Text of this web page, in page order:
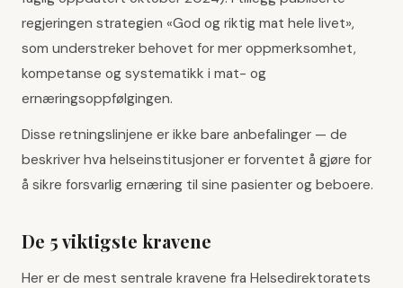
regjeringen strategien «God og riktig mat hele livet»,
som understreker behovet for mer oppmerksomhet,
kompetanse og systematikk i mat- og
ernæringsoppfølgingen.
Disse retningslinjene er ikke bare anbefalinger — de
beskriver hva helseinstitusjoner er forventet å gjøre for
å sikre forsvarlig ernæring til sine pasienter og beboere.
De 5 viktigste kravene
Her er de mest sentrale kravene fra Helsedirektoratets